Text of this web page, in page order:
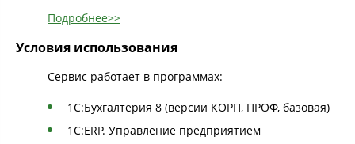
Подробнее>>
Условия использования
Сервис работает в программах:
1С:Бухгалтерия 8 (версии КОРП, ПРОФ, базовая)
1С:ERP. Управление предприятием